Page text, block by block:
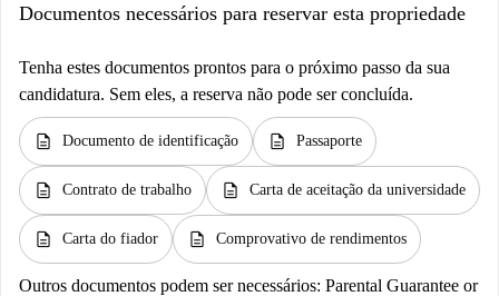
Documentos necessários para reservar esta propriedade
Tenha estes documentos prontos para o próximo passo da sua
candidatura. Sem eles, a reserva não pode ser concluída.
description Documento de identificação description Passaporte
description Contrato de trabalho description Carta de aceitação da universidade
description Carta do fiador description Comprovativo de rendimentos
Outros documentos podem ser necessários: Parental Guarantee or